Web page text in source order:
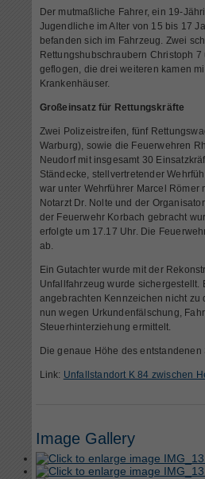
Der mutmaßliche Fahrer, ein 19-
Jugendliche im Alter von 15 bis 17
befanden sich im Fahrzeug. Zwei
Rettungshubschraubern Christoph
geflogen, die drei weiteren kamen
Krankenhäuser.
Großeinsatz für Rettungskräfte
Zwei Polizeistreifen, fünf
Warburg), sowie die Feuerwehren
Neudorf mit insgesamt 30
Ständecke, stellvertretender
war unter Wehrführer Marcel Römer
Notarzt Dr. Nolte und der
der Feuerwehr Korbach gebracht
erfolgte um 17.17 Uhr. Die
ab.
Ein Gutachter wurde mit der
Unfallfahrzeug wurde
angebrachten Kennzeichen nicht zu
nun wegen Urkundenfälschung,
Steuerhinterziehung ermittelt.
Die genaue Höhe des
Link: Unfallstandort K 84 zwischen
Image Gallery